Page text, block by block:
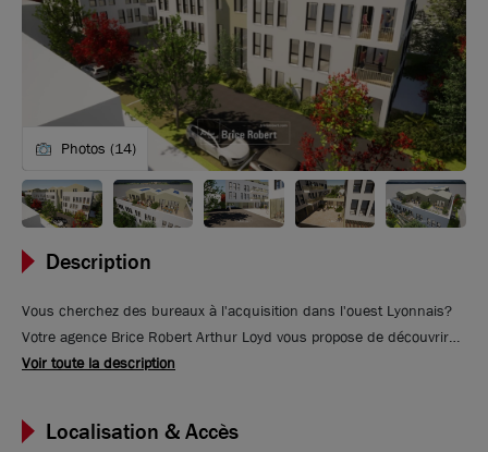
Photos (14)
Description
Vous cherchez des bureaux à l'acquisition dans l'ouest Lyonnais?
Votre agence Brice Robert Arthur Loyd vous propose de découvrir
l'opération 7up, située à Dardilly. Cet immeuble composé de 2
RE 2020 en vigueur et bénéficieront de terrasses à chaque niveau.
Une terrasse végétalisée, arbustif sera située au 1 er étage entre le
Voir toute la description
Localisation & Accès